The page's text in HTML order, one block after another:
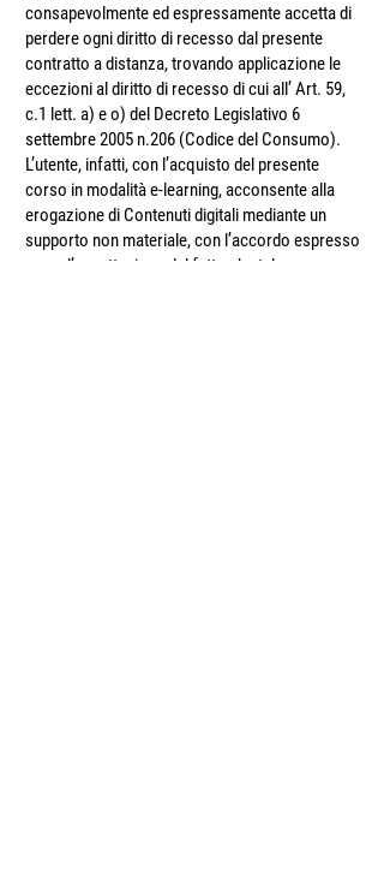
consapevolmente ed espressamente accetta di
perdere ogni diritto di recesso dal presente
contratto a distanza, trovando applicazione le
eccezioni al diritto di recesso di cui all’ Art. 59,
c.1 lett. a) e o) del Decreto Legislativo 6
settembre 2005 n.206 (Codice del Consumo).
L’utente, infatti, con l’acquisto del presente
corso in modalità e-learning, acconsente alla
erogazione di Contenuti digitali mediante un
supporto non materiale, con l’accordo espresso
e con l’accettazione del fatto che tale